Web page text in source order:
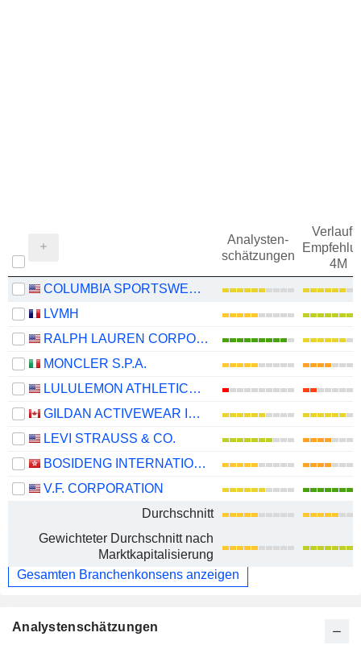
Analysten-
schätzungen
Verlauf
4M
COLUMBIA SPORTSWEAR COMPANY
LVMH
RALPH LAUREN CORPORATION
MONCLER S.P.A.
LULULEMON ATHLETICA INC.
GILDAN ACTIVEWEAR INC.
LEVI STRAUSS & CO.
BOSIDENG INTERNATIONAL HOLDINGS LIMITED
V.F. CORPORATION
Durchschnitt
Gewichteter Durchschnitt nach
Marktkapitalisierung
Gesamten Branchenkonsens anzeigen
Analystenschätzungen